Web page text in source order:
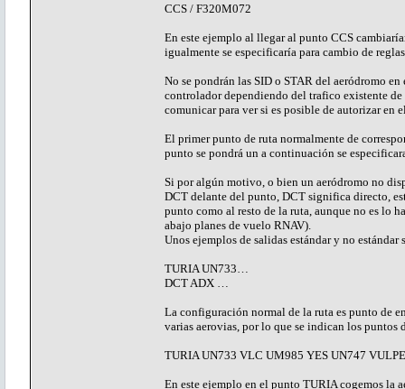
CCS / F320M072
En este ejemplo al llegar al punto CCS
igualmente se especificaría para cambio de
No se pondrán las SID o STAR del aeródromo
controlador dependiendo del trafico existente
comunicar para ver si es posible de autorizar
El primer punto de ruta normalmente de
punto se pondrá un a continuación se
Si por algún motivo, o bien un aeródromo no
DCT delante del punto, DCT significa directo,
punto como al resto de la ruta, aunque no es lo
abajo planes de vuelo RNAV).
Unos ejemplos de salidas estándar y no estándar
TURIA UN733…
DCT ADX …
La configuración normal de la ruta es punto de
varias aerovias, por lo que se indican los puntos
TURIA UN733 VLC UM985 YES UN747 VULPE
En este ejemplo en el punto TURIA cogemos la